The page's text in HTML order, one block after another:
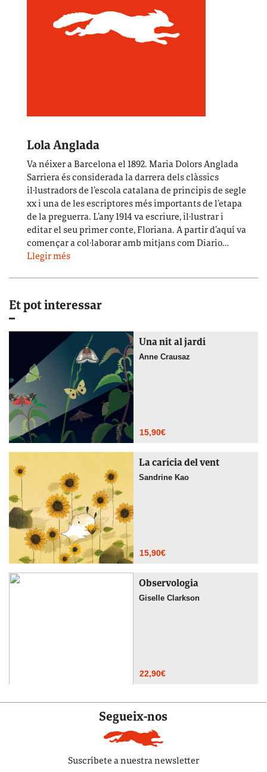
Lola Anglada
Va néixer a Barcelona el 1892. Maria Dolors Anglada
Sarriera és considerada la darrera dels clàssics
il·lustradors de l’escola catalana de principis de segle
xx i una de les escriptores més importants de l’etapa
de la preguerra. L’any 1914 va escriure, il·lustrar i
editar el seu primer conte, Floriana. A partir d’aquí va
començar a col·laborar amb mitjans com Diario…
Llegir més
Et pot interessar
Una nit al jardí
Anne Crausaz
15,90€
La carícia del vent
Sandrine Kao
15,90€
Observologia
Giselle Clarkson
22,90€
Segueix-nos
Suscríbete a nuestra newsletter